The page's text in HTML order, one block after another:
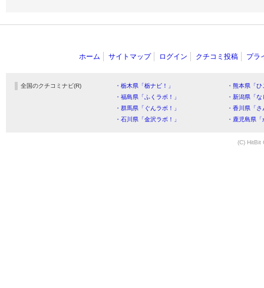
ホーム サイトマップ ログイン クチコミ投稿 プラ
全国のクチコミナビ(R) ・栃木県「栃ナビ！」
・熊本県「
・福島県「ふくラボ！」
・新潟県「
・群馬県「ぐんラボ！」
・香川県「
・石川県「金沢ラボ！」
・鹿児島県
(C) HitBit